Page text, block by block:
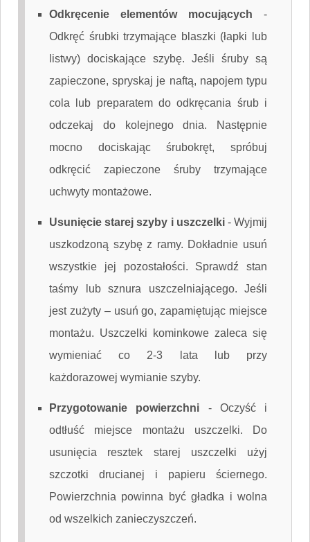
Odkręcenie elementów mocujących -
Odkręć śrubki trzymające blaszki (łapki lub
listwy) dociskające szybę. Jeśli śruby są
zapieczone, spryskaj je naftą, napojem typu
cola lub preparatem do odkręcania śrub i
odczekaj do kolejnego dnia. Następnie
mocno dociskając śrubokręt, spróbuj
odkręcić zapieczone śruby trzymające
uchwyty montażowe.
Usunięcie starej szyby i uszczelki-Wyjmij
uszkodzoną szybę z ramy. Dokładnie usuń
wszystkie jej pozostałości. Sprawdź stan
taśmy lub sznura uszczelniającego. Jeśli
jest zużyty – usuń go, zapamiętując miejsce
montażu. Uszczelki kominkowe zaleca się
wymieniać co 2-3 lata lub przy
każdorazowej wymianie szyby.
Przygotowanie powierzchni - Oczyść i
odtłuść miejsce montażu uszczelki. Do
usunięcia resztek starej uszczelki użyj
szczotki drucianej i papieru ściernego.
Powierzchnia powinna być gładka i wolna
od wszelkich zanieczyszczeń.